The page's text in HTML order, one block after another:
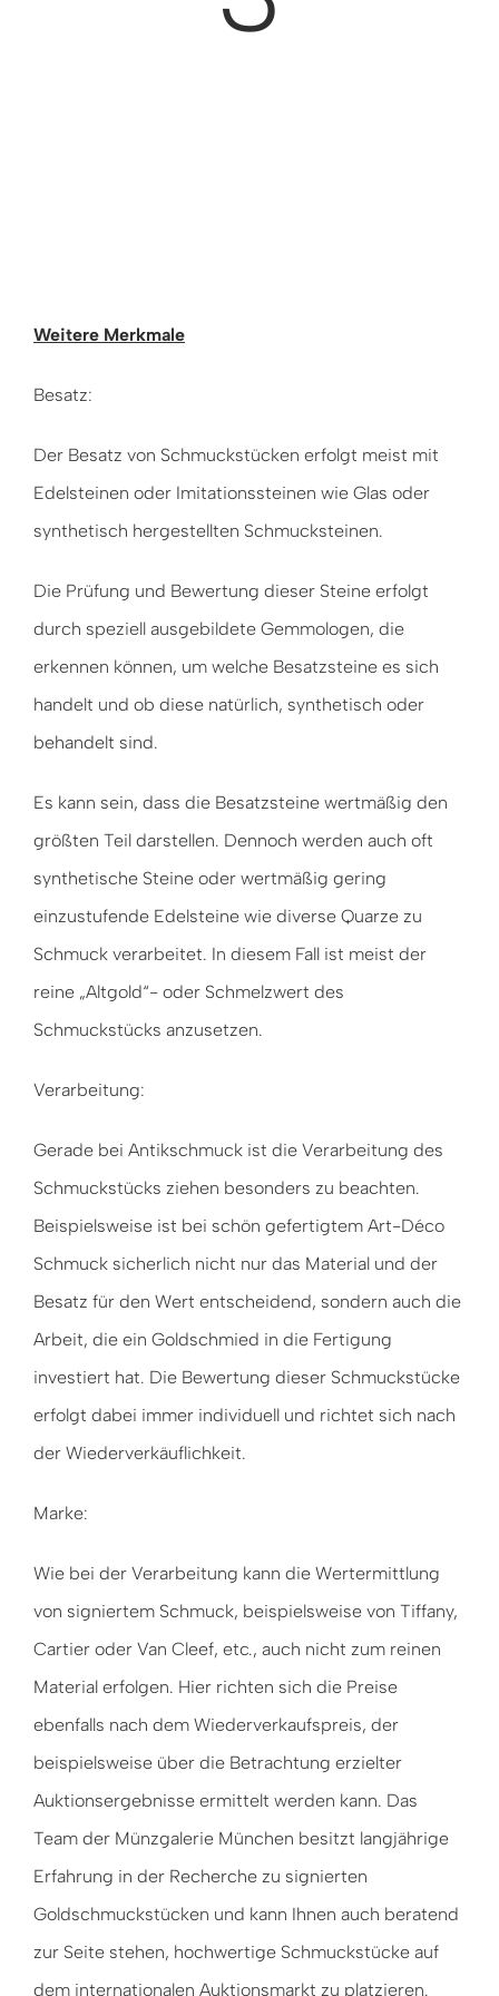
Weitere Merkmale
Besatz:
Der Besatz von Schmuckstücken erfolgt meist mit
Edelsteinen oder Imitationssteinen wie Glas oder
synthetisch hergestellten Schmucksteinen.
Die Prüfung und Bewertung dieser Steine erfolgt
durch speziell ausgebildete Gemmologen, die
erkennen können, um welche Besatzsteine es sich
handelt und ob diese natürlich, synthetisch oder
behandelt sind.
Es kann sein, dass die Besatzsteine wertmäßig den
größten Teil darstellen. Dennoch werden auch oft
synthetische Steine oder wertmäßig gering
einzustufende Edelsteine wie diverse Quarze zu
Schmuck verarbeitet. In diesem Fall ist meist der
reine „Altgold“- oder Schmelzwert des
Schmuckstücks anzusetzen.
Verarbeitung:
Gerade bei Antikschmuck ist die Verarbeitung des
Schmuckstücks ziehen besonders zu beachten.
Beispielsweise ist bei schön gefertigtem Art-Déco
Schmuck sicherlich nicht nur das Material und der
Besatz für den Wert entscheidend, sondern auch die
Arbeit, die ein Goldschmied in die Fertigung
investiert hat. Die Bewertung dieser Schmuckstücke
erfolgt dabei immer individuell und richtet sich nach
der Wiederverkäuflichkeit.
Marke:
Wie bei der Verarbeitung kann die Wertermittlung
von signiertem Schmuck, beispielsweise von Tiffany,
Cartier oder Van Cleef, etc., auch nicht zum reinen
Material erfolgen. Hier richten sich die Preise
ebenfalls nach dem Wiederverkaufspreis, der
beispielsweise über die Betrachtung erzielter
Auktionsergebnisse ermittelt werden kann. Das
Team der Münzgalerie München besitzt langjährige
Erfahrung in der Recherche zu signierten
Goldschmuckstücken und kann Ihnen auch beratend
zur Seite stehen, hochwertige Schmuckstücke auf
dem internationalen Auktionsmarkt zu platzieren.